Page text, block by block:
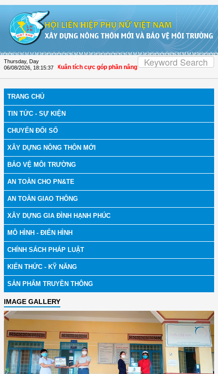
Thursday, Day
06/08/2026 18:15:38
Hội LHPN Thọ Xuân tích cực góp phần nâng cao tỷ lệ người dân tham gia bảo
TRANG CHỦ
TIN TỨC - SỰ KIỆN
CHUYỂN ĐỔI SỐ
XÂY DỰNG NÔNG THÔN MỚI
BẢO VỆ MÔI TRƯỜNG
AN TOÀN CHO PN&TE
AN TOÀN GIAO THÔNG
XÂY DỰNG GIA ĐÌNH HẠNH PHÚC
MÔ HÌNH - ĐIỂN HÌNH
CHÍNH SÁCH PHÁP LUẬT
KIẾN THỨC - KỸ NĂNG
SẢN PHẨM TRUYỀN THÔNG
IMAGE GALLERY